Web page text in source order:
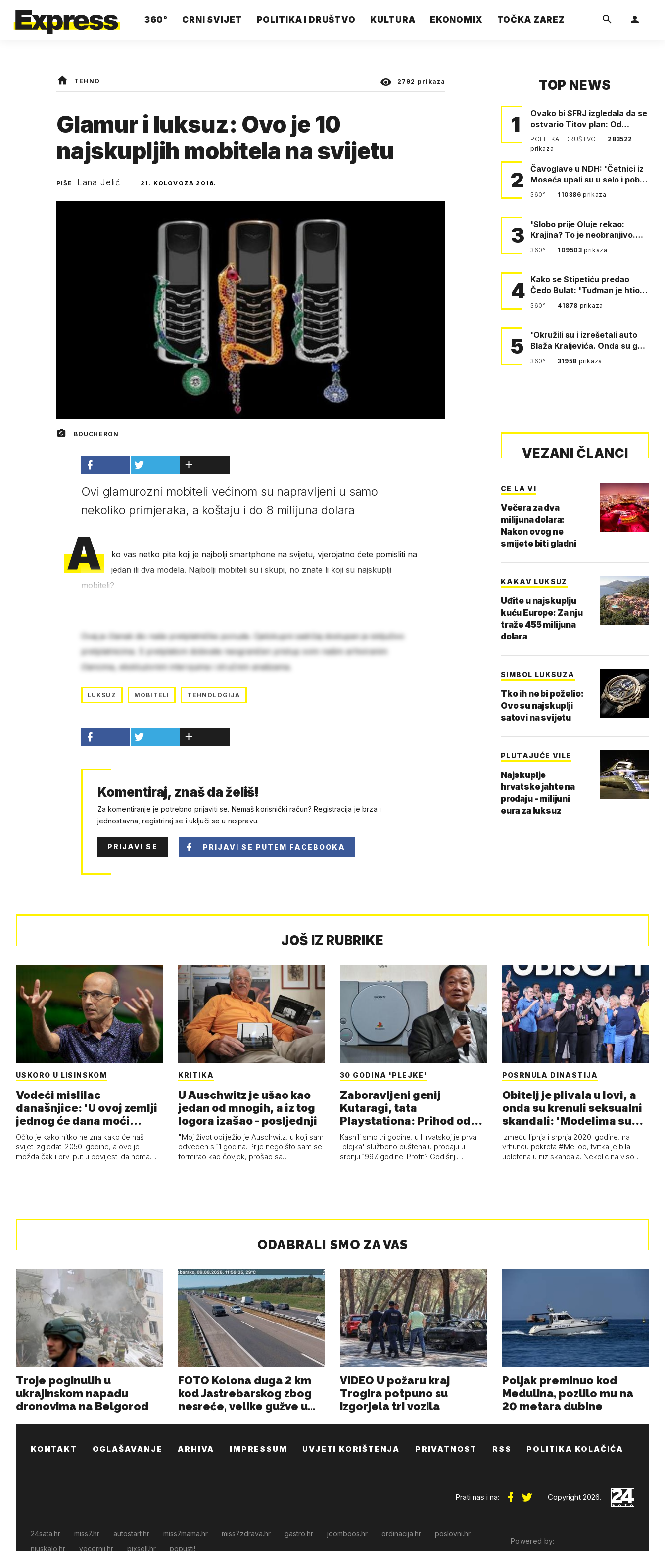
360° CRNI SVIJET POLITIKA I DRUŠTVO KULTURA EKONOMIX TOČKA ZAREZ
TEHNO 2792 prikaza
Glamur i luksuz: Ovo je 10
najskupljih mobitela na svijetu
PIŠE Lana Jelić 21. KOLOVOZA 2016.
BOUCHERON
Ovi glamurozni mobiteli većinom su napravljeni u samo
nekoliko primjeraka, a koštaju i do 8 milijuna dolara
A
ko vas netko pita koji je najbolji smartphone na svijetu, vjerojatno ćete pomisliti na
jedan ili dva modela. Najbolji mobiteli su i skupi, no znate li koji su najskuplji
mobiteli?
Ovaj je članak dio naše pretplatničke ponude. Cjelokupni sadržaj dostupan je isključivo
pretplatnicima. S pretplatom dobivate neograničen pristup svim našim arhiviranim
člancima, ekskluzivnim intervjuima i stručnim analizama.
LUKSUZ MOBITELI TEHNOLOGIJA
Komentiraj, znaš da želiš!
Za komentiranje je potrebno prijaviti se. Nemaš korisnički račun? Registracija je brza i
jednostavna, registriraj se i uključi se u raspravu.
PRIJAVI SE PRIJAVI SE PUTEM FACEBOOKA
TOP NEWS
1
Ovako bi SFRJ izgledala da se
ostvario Titov plan: Od
Klagenfurta do Istanbula!
POLITIKA I DRUŠTVO
283522
prikaza
2
Čavoglave u NDH: 'Četnici iz
Moseća upali su u selo i pobili
obitelj Perković'
360° 110386prikaza
3
'Slobo prije Oluje rekao:
Krajina? To je neobranjivo.
Tuđmana zvao Krivousti'
360° 109503prikaza
4 Kako se Stipetiću predao
Čedo Bulat: 'Tuđman je htio
da se prerušim u ženu'
360° 41878 prikaza
5
'Okružili su i izrešetali auto
Blaža Kraljevića. Onda su ga
vukli po cesti'
360° 31958 prikaza
VEZANI ČLANCI
CE LA VI
Večera za dva
milijuna dolara:
Nakon ovog ne
smijete biti gladni
KAKAV LUKSUZ
Uđite u najskuplju
kuću Europe: Za nju
traže 455 milijuna
dolara
SIMBOL LUKSUZA
Tko ih ne bi poželio:
Ovo su najskuplji
satovi na svijetu
PLUTAJUĆE VILE
Najskuplje
hrvatske jahte na
prodaju - milijuni
eura za luksuz
JOŠ IZ RUBRIKE
USKORO U LISINSKOM
Vodeći mislilac
današnjice: 'U ovoj zemlji
jednog će dana moći
razviti i superl…
Očito je kako nitko ne zna kako će naš
svijet izgledati 2050. godine, a ovo je
možda čak i prvi put u povijesti da nema…
KRITIKA
U Auschwitz je ušao kao
jedan od mnogih, a iz tog
logora izašao - posljednji
"Moj život obilježio je Auschwitz, u koji sam
odveden s 11 godina. Prije nego što sam se
formirao kao čovjek, prošao sa…
30 GODINA 'PLEJKE'
Zaboravljeni genij
Kutaragi, tata
Playstationa: Prihod od
'plejke' kao hrvatski…
Kasnili smo tri godine, u Hrvatskoj je prva
'plejka' službeno puštena u prodaju u
srpnju 1997. godine. Profit? Godišnji…
POSRNULA DINASTIJA
Obitelj je plivala u lovi, a
onda su krenuli seksualni
skandali: 'Modelima su
s…
Između lipnja i srpnja 2020. godine, na
vrhuncu pokreta #MeToo, tvrtka je bila
upletena u niz skandala. Nekolicina viso…
KONTAKT OGLAŠAVANJE ARHIVA IMPRESSUM UVJETI KORIŠTENJA PRIVATNOST RSS POLITIKA KOLAČIĆA
Prati nas i na: Copyright 2026.
24sata.hr miss7.hr autostart.hr miss7mama.hr miss7zdrava.hr gastro.hr joomboos.hr ordinacija.hr
poslovni.hr
njuskalo.hr
vecernji.hr pixsell.hr popusti!
Powered by: